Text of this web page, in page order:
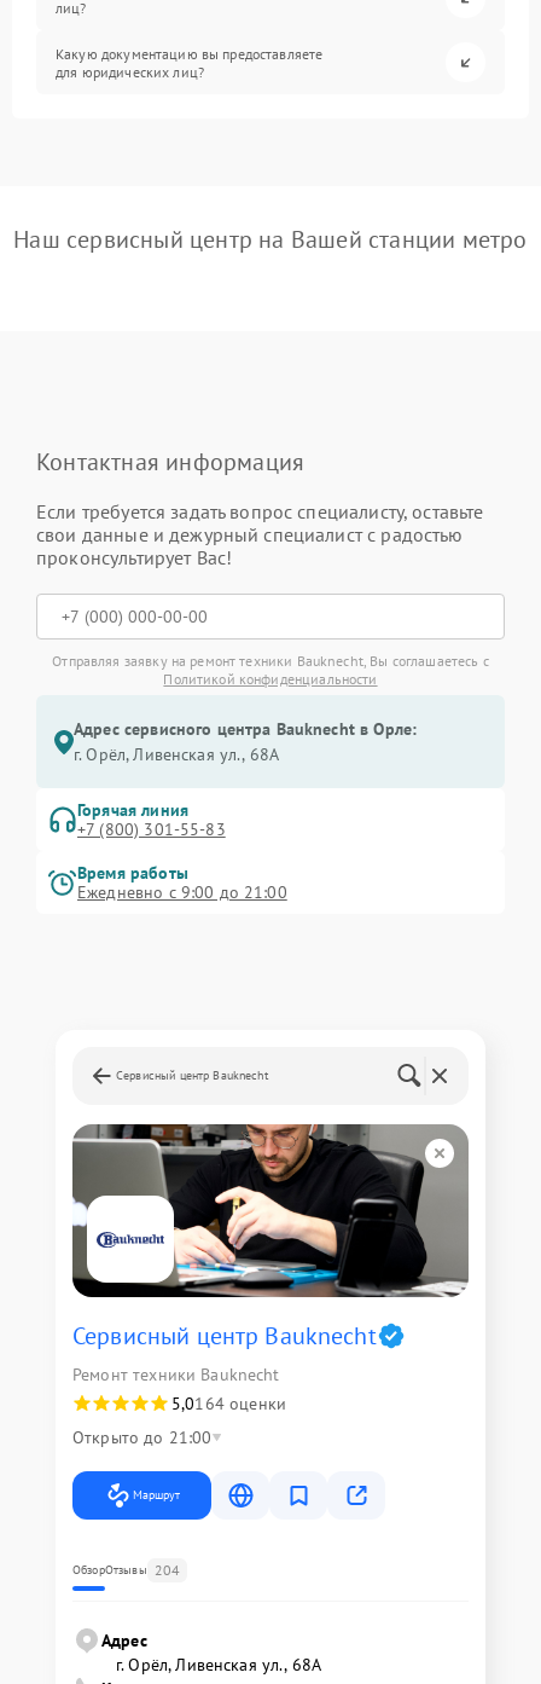
лиц?
Какую документацию вы предоставляете
для юридических лиц?
Наш сервисный центр на Вашей станции метро
Контактная информация
Если требуется задать вопрос специалисту, оставьте
свои данные и дежурный специалист с радостью
проконсультирует Вас!
Отправляя заявку на ремонт техники Bauknecht, Вы соглашаетесь с
Политикой конфиденциальности
Адрес сервисного центра Bauknecht в Орле:
г. Орёл, Ливенская ул., 68А
Горячая линия
+7 (800) 301-55-83
Время работы
Ежедневно с 9:00 до 21:00
Сервисный центр Bauknecht
Сервисный центр Bauknecht
Ремонт техники Bauknecht
5,0164 оценки
Открыто до 21:00
Маршрут
ОбзорОтзывы 204
Адрес
г. Орёл, Ливенская ул., 68А